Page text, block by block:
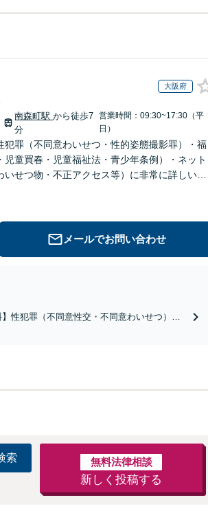
大阪府
南森町駅から徒歩7
分
営業時間：09:30~17:30（平
日）
犯罪（不同意わいせつ・性的姿態撮影罪）・福
児童買春・児童福祉法・青少年条例）・ネット
せつ物・不正アクセス等）に非常に詳しい弁
メールでお問い合わせ
】性犯罪（不同意性交・不同意わいせつ）・
索 無料法律相談
新しく投稿する